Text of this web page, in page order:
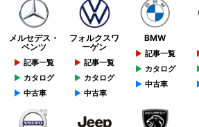
メルセデス・
ベンツ
記事一覧
カタログ
中古車
フォルクスワ
ーゲン
記事一覧
カタログ
中古車
BMW
記事一覧
カタログ
中古車